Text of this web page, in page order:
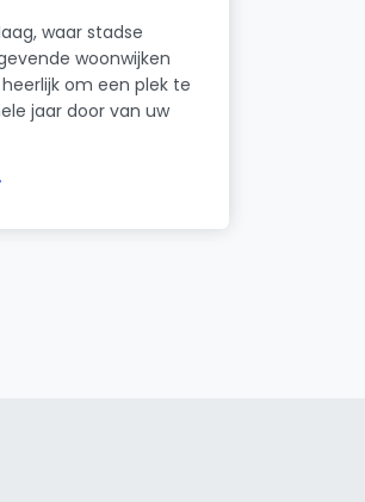
waar stadse
woonwijken
om een plek te
jaar door van uw